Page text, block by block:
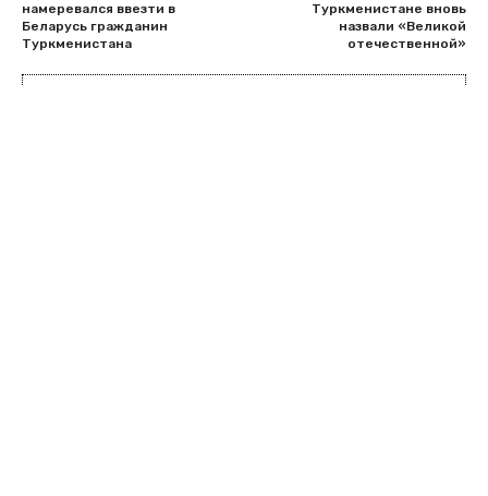
намеревался ввезти в
Беларусь гражданин
Туркменистана
Туркменистане вновь
назвали «Великой
отечественной»